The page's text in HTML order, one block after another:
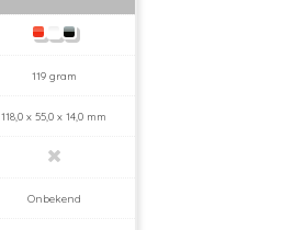
119 gram
118,0 x 55,0 x 14,0 mm
Onbekend